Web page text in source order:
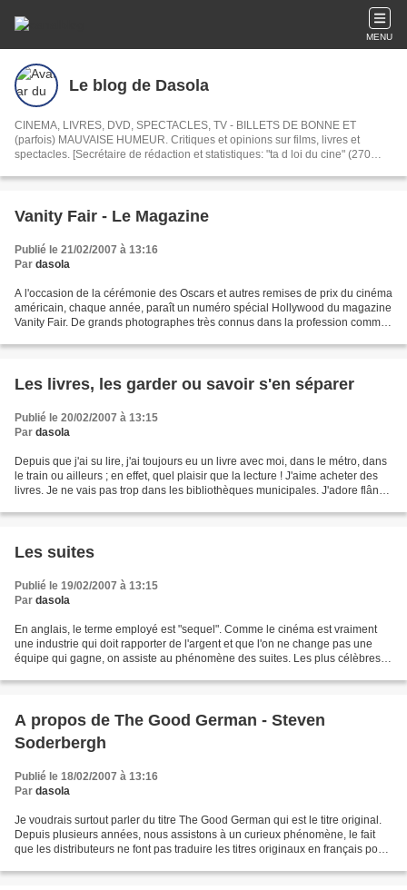
MENU
Le blog de Dasola
CINEMA, LIVRES, DVD, SPECTACLES, TV - BILLETS DE BONNE ET
(parfois) MAUVAISE HUMEUR. Critiques et opinions sur films, livres et
spectacles. [Secrétaire de rédaction et statistiques: "ta d loi du cine" (270
Vanity Fair - Le Magazine
Publié le 21/02/2007 à 13:16
Par dasola
A l'occasion de la cérémonie des Oscars et autres remises de prix du cinéma
américain, chaque année, paraît un numéro spécial Hollywood du magazine
Vanity Fair. De grands photographes très connus dans la profession comme
Les livres, les garder ou savoir s'en séparer
Publié le 20/02/2007 à 13:15
Par dasola
Depuis que j'ai su lire, j'ai toujours eu un livre avec moi, dans le métro, dans
le train ou ailleurs ; en effet, quel plaisir que la lecture ! J'aime acheter des
livres. Je ne vais pas trop dans les bibliothèques municipales. J'adore flâner
Les suites
Publié le 19/02/2007 à 13:15
Par dasola
En anglais, le terme employé est "sequel". Comme le cinéma est vraiment
une industrie qui doit rapporter de l'argent et que l'on ne change pas une
équipe qui gagne, on assiste au phénomène des suites. Les plus célèbres,
A propos de The Good German - Steven
Soderbergh
Publié le 18/02/2007 à 13:16
Par dasola
Je voudrais surtout parler du titre The Good German qui est le titre original.
Depuis plusieurs années, nous assistons à un curieux phénomène, le fait
que les distributeurs ne font pas traduire les titres originaux en français pour